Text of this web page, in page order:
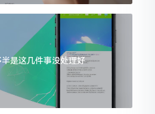
是这几件事没处理好